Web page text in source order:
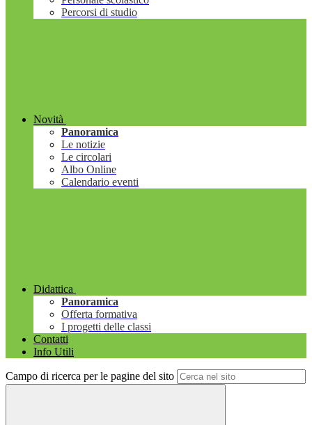
Percorsi di studio
Novità
Panoramica
Le notizie
Le circolari
Albo Online
Calendario eventi
Didattica
Panoramica
Offerta formativa
I progetti delle classi
Contatti
Info Utili
Campo di ricerca per le pagine del sito